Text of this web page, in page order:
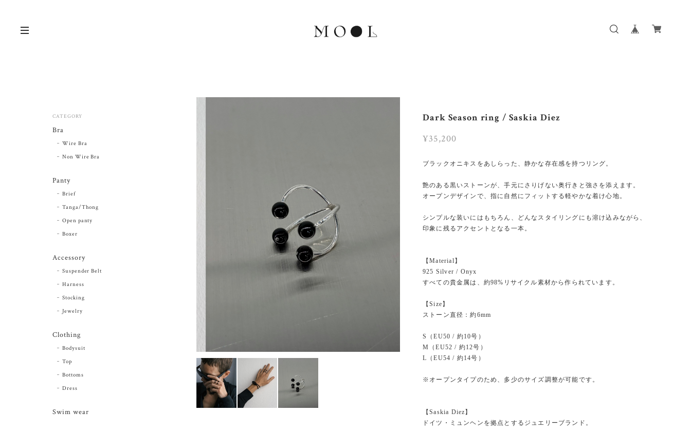
Dark Season ring / Saskia Diez
¥35,200
ブラックオニキスをあしらった、静かな存在感を持つリング。
艶のある黒いストーンが、手元にさりげない奥行きと強さを添えます。
オープンデザインで、指に自然にフィットする軽やかな着け心地。
シンプルな装いにはもちろん、どんなスタイリングにも溶け込みながら、
印象に残るアクセントとなる一本。
【Material】
925 Silver / Onyx
すべての貴金属は、約98%リサイクル素材から作られています。
【Size】
ストーン直径：約6mm
S（EU50 / 約10号）
M（EU52 / 約12号）
L（EU54 / 約14号）
※オープンタイプのため、多少のサイズ調整が可能です。
【Saskia Diez】
ドイツ・ミュンヘンを拠点とするジュエリーブランド。
CATEGORY
Bra
Wire Bra
Non Wire Bra
Panty
Brief
Tanga/Thong
Open panty
Boxer
Accessory
Suspender Belt
Harness
Stocking
Jewelry
Clothing
Bodysuit
Top
Bottoms
Dress
Swim wear